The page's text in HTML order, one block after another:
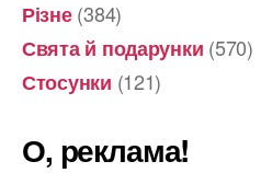
Різне(384)
Свята й подарунки (570)
Стосунки (121)
О, реклама!